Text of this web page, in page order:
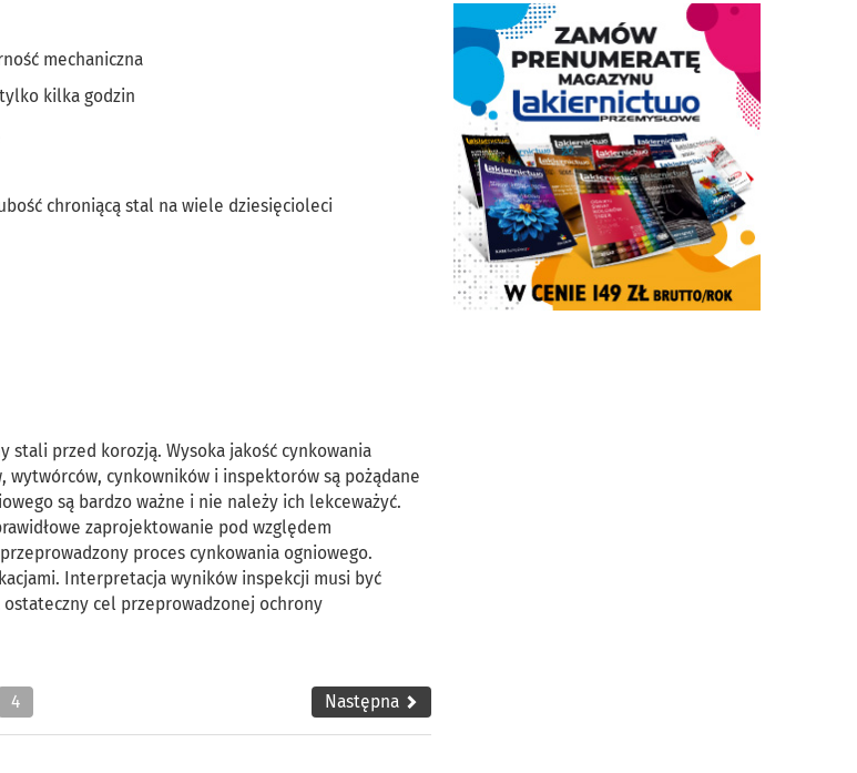
mechaniczna
kilka godzin
chroniącą stal na wiele dziesięcioleci
stali przed korozją. Wysoka jakość cynkowania
cynkowników i inspektorów są pożądane
są bardzo ważne i nie należy ich lekceważyć.
zaprojektowanie pod względem
proces cynkowania ogniowego.
Interpretacja wyników inspekcji musi być
cel przeprowadzonej ochrony
4 Następna